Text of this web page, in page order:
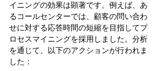
イニングの効果は顕著です。例えば、あ
るコールセンターでは、顧客の問い合わ
せに対する応答時間の短縮を目指してプ
ロセスマイニングを採用しました。分析
を通じて、以下のアクションが行われま
した：